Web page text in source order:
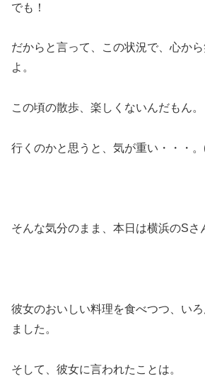
でも！
だからと言って、この状況で、心か
よ。
この頃の散歩、楽しくないんだもん。
行くのかと思うと、気が重い・・・。
そんな気分のまま、本日は横浜のSさ
彼女のおいしい料理を食べつつ、い
ました。
そして、彼女に言われたことは。